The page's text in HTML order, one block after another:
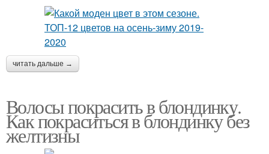
читать дальше →
Волосы покрасить в блондинку.
Как покраситься в блондинку без
желтизны